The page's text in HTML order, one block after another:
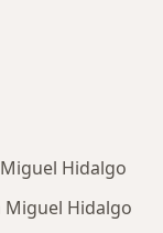
Hidalgo
Miguel Hidalgo